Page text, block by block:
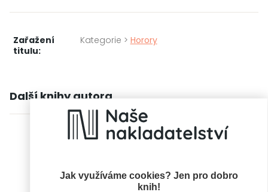
Jak využíváme cookies? Jen pro dobro
knih!
Zařažení
titulu:
Kategorie > Horory
Další knihy autora